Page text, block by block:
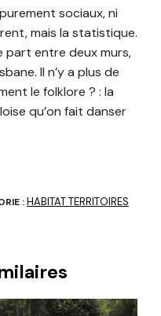
sociaux, ni
mais la statistique.
part entre deux murs,
Il n’y a plus de
le folklore ? : la
qu’on fait danser
:HABITAT TERRITOIRES